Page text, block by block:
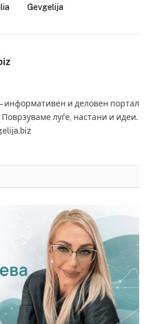
Gevgelija
информативен и деловен портал
Поврзуваме луѓе, настани и идеи.